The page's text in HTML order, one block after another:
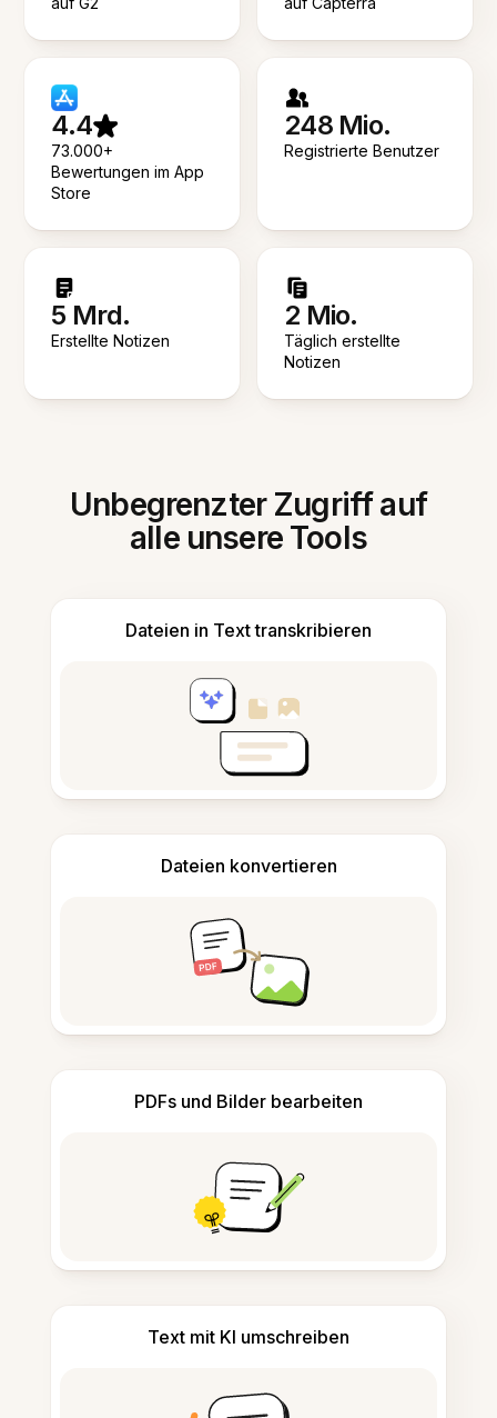
4.4
73.000+
Bewertungen im App
Store
248 Mio.
Registrierte Benutzer
5 Mrd.
Erstellte Notizen
2 Mio.
Täglich erstellte
Notizen
Unbegrenzter Zugriff auf
alle unsere Tools
Dateien in Text transkribieren
Dateien konvertieren
PDFs und Bilder bearbeiten
Text mit KI umschreiben